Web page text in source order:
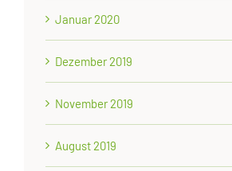
Januar 2020
Dezember 2019
November 2019
August 2019